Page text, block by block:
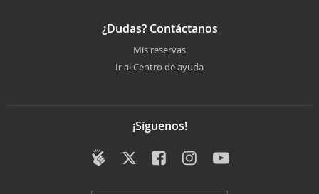
¿Dudas? Contáctanos
Mis reservas
Ir al Centro de ayuda
¡Síguenos!